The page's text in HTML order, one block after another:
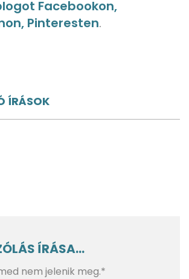
Facebookon,
Pinteresten.
ÍRÁSOK
ÍRÁSA...
nem jelenik meg.*